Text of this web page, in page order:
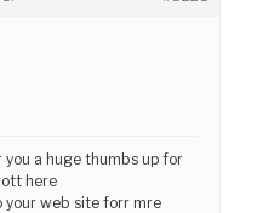
a huge thumbs up for
here
your web site forr mre